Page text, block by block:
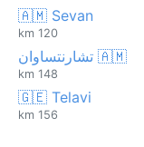
🇦🇲 Sevan
120 km
🇦🇲 تشارنتساوان
148 km
🇬🇪 Telavi
156 km